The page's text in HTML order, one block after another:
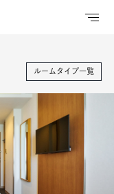
ルームタイプ一覧